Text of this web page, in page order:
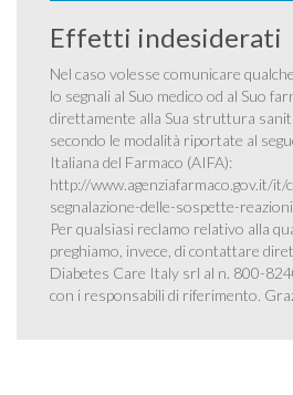
Effetti indesiderati
Nel caso volesse comunicare
lo segnali al Suo medico od al Suo
direttamente alla Sua struttura
secondo le modalità riportate al
Italiana del Farmaco (AIFA):
http://www.agenziafarmaco.gov.it/
segnalazione-delle-sospette-
Per qualsiasi reclamo relativo alla
preghiamo, invece, di contattare
Diabetes Care Italy srl al n. 800-
con i responsabili di riferimento.